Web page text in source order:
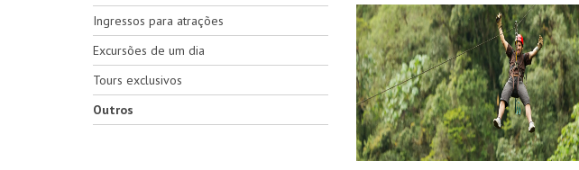
Ingressos para atrações
Excursões de um dia
Tours exclusivos
Outros